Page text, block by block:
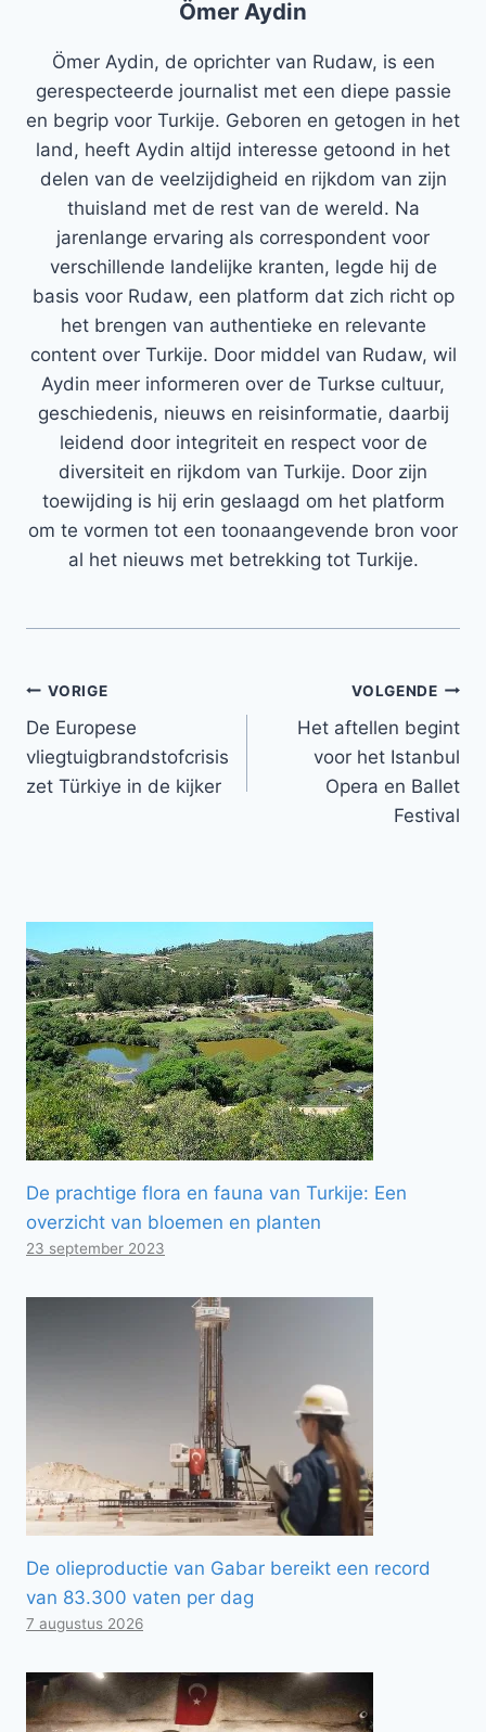
Ömer Aydin
Ömer Aydin, de oprichter van Rudaw, is een
gerespecteerde journalist met een diepe passie
en begrip voor Turkije. Geboren en getogen in het
land, heeft Aydin altijd interesse getoond in het
delen van de veelzijdigheid en rijkdom van zijn
thuisland met de rest van de wereld. Na
jarenlange ervaring als correspondent voor
verschillende landelijke kranten, legde hij de
basis voor Rudaw, een platform dat zich richt op
het brengen van authentieke en relevante
content over Turkije. Door middel van Rudaw, wil
Aydin meer informeren over de Turkse cultuur,
geschiedenis, nieuws en reisinformatie, daarbij
leidend door integriteit en respect voor de
diversiteit en rijkdom van Turkije. Door zijn
toewijding is hij erin geslaagd om het platform
om te vormen tot een toonaangevende bron voor
al het nieuws met betrekking tot Turkije.
Bericht
navigatie
VORIGE
De Europese
vliegtuigbrandstofcrisis
zet Türkiye in de kijker
VOLGENDE
Het aftellen begint
voor het Istanbul
Opera en Ballet
Festival
De prachtige flora en fauna van Turkije: Een
overzicht van bloemen en planten
23 september 2023
De olieproductie van Gabar bereikt een record
van 83.300 vaten per dag
7 augustus 2026